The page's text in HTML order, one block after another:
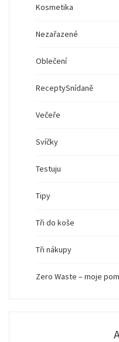
Kosmetika
Nezařazené
Oblečení
ReceptySnídaně
Večeře
Svíčky
Testuju
Tipy
Tři do koše
Tři nákupy
Zero Waste – moje